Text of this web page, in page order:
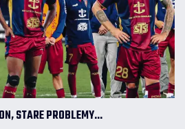
STARE PROBLEMY...